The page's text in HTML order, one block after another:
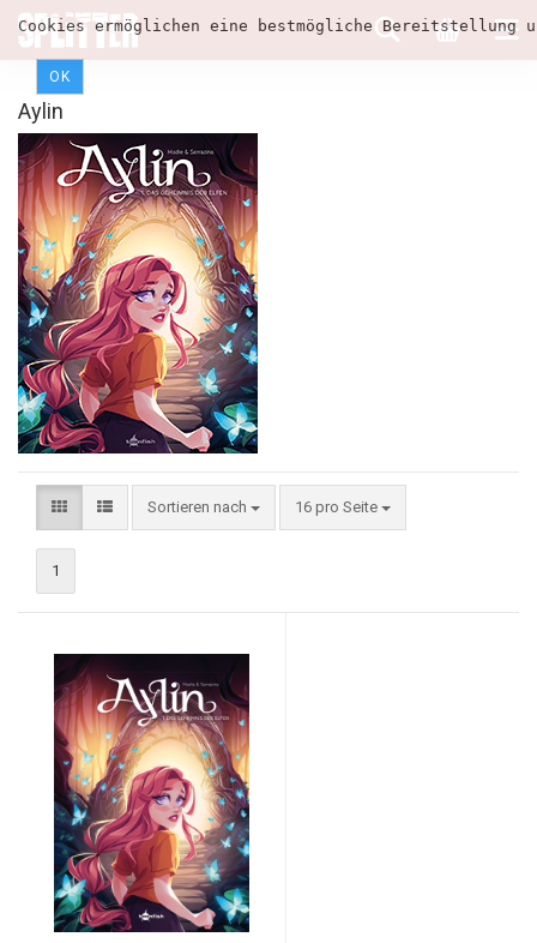
Cookies ermöglichen eine bestmögliche
OK
Aylin
Sortieren nach 16 pro Seite
1